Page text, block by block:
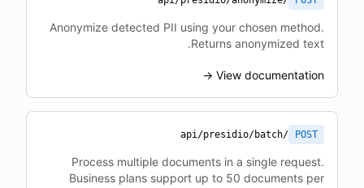
Anonymize detected PII using your chosen method.
Returns anonymized text.
View documentation →
POST
/api/presidio/batch
Process multiple documents in a single request.
Business plans support up to 50 documents per